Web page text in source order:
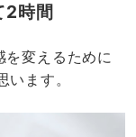
2時間
変えるために
ます。